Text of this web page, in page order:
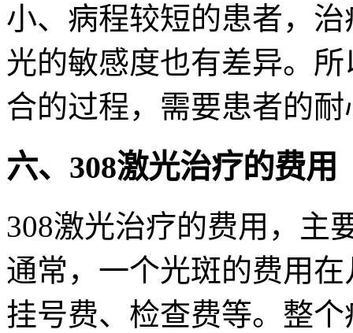
小、病程较短的患者，
光的敏感度也有差异。
合的过程，需要患者的
六、308激光治疗的费用
308激光治疗的费用，主
通常，一个光斑的费用
挂号费、检查费等。整